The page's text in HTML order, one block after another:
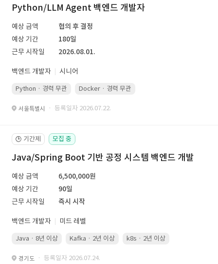
Python/LLM Agent 백엔드 개발자
예상 금액
협의 후 결정
예상 기간
180일
근무 시작일
2026.08.01.
백엔드 개발자 시니어
Python · 경력 무관 Docker · 경력 무관
서울특별시 · 등록일자 2026.07.22.
🕒 기간제 모집 중
Java/Spring Boot 기반 공정 시스템 백엔드 개발
예상 금액
6,500,000원
예상 기간
90일
근무 시작일
즉시 시작
백엔드 개발자 미드 레벨
Java · 8년 이상 Kafka · 2년 이상 k8s · 2년 이상
경기도 · 등록일자 2026.07.24.